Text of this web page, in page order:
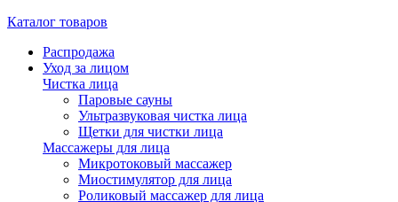
Каталог товаров
Распродажа
Уход за лицом
Чистка лица
Паровые сауны
Ультразвуковая чистка лица
Щетки для чистки лица
Массажеры для лица
Микротоковый массажер
Миостимулятор для лица
Роликовый массажер для лица